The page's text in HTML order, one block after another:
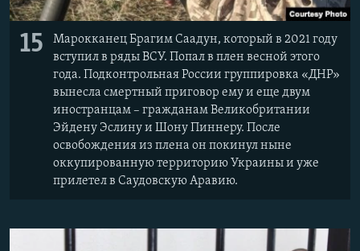
15
Марокканец Брагим Саадун, который в 2021 году
вступил в ряды ВСУ. Попал в плен весной этого
года. Подконтрольная России группировка «ДНР»
вынесла смертный приговор ему и еще двум
иностранцам – гражданам Великобритании
Эйдену Эслину и Шону Пиннеру. После
освобождения из плена он покинул ныне
оккупированную территорию Украины и уже
прилетел в Саудовскую Аравию.